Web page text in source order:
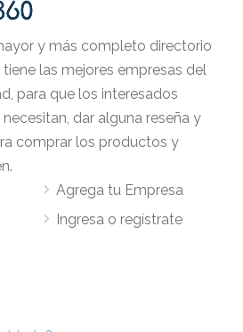
y más completo directorio
las mejores empresas del
para que los interesados
dar alguna reseña y
comprar los productos y
Agrega tu Empresa
Ingresa o regístrate